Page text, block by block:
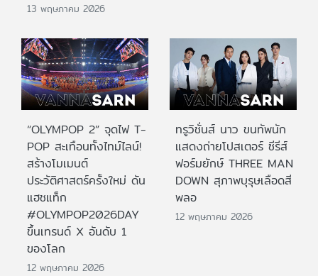
13 พฤษภาคม 2026
“OLYMPOP 2” จุดไฟ T-
POP สะเทือนทั้งไทม์ไลน์!
สร้างโมเมนต์
ประวัติศาสตร์ครั้งใหม่ ดัน
แฮชแท็ก
#OLYMPOP2026DAY
ขึ้นเทรนด์ X อันดับ 1
ของโลก
12 พฤษภาคม 2026
ทรูวิชั่นส์ นาว ขนทัพนัก
แสดงถ่ายโปสเตอร์ ซีรีส์
ฟอร์มยักษ์ THREE MAN
DOWN สุภาพบุรุษเลือดสี
พลอ
12 พฤษภาคม 2026